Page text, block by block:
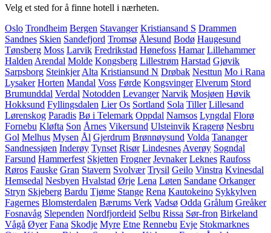
Velg et sted for å finne hotell i nærheten.
Oslo Trondheim Bergen Stavanger Kristiansand S Drammen
Sandnes Skien Sandefjord Tromsø Ålesund Bodø Haugesund
Tønsberg Moss Larvik Fredrikstad Hønefoss Hamar Lillehammer
Halden Arendal Molde Kongsberg Lillestrøm Harstad Gjøvik
Sarpsborg Steinkjer Alta Kristiansund N Drøbak Nesttun Mo i Rana
Lysaker Horten Mandal Voss Førde Kongsvinger Elverum Stord
Brumunddal Verdal Notodden Levanger Narvik Mosjøen Høvik
Hokksund Fyllingsdalen Lier Os Sortland Sola Tiller Lillesand
Lørenskog Paradis Bø i Telemark Oppdal Namsos Lyngdal Florø
Fornebu Kløfta Son Årnes Vikersund Ulsteinvik Kragerø Nesbru
Gol Melhus Mysen Ål Gjerdrum Brønnøysund Volda Tananger
Sandnessjøen Inderøy Tynset Risør Lindesnes Averøy Sogndal
Farsund Hammerfest Skjetten Frogner Jevnaker Leknes Raufoss
Røros Fauske Gran Stavern Svolvær Trysil Geilo Vinstra Kvinesdal
Hemsedal Nesbyen Hvalstad Ørje Lena Løten Sandane Orkanger
Stryn Skjeberg Bardu Tjøme Stange Rena Kautokeino Sykkylven
Fagernes Blomsterdalen Bærums Verk Vadsø Odda Grålum Greåker
Fosnavåg Slependen Nordfjordeid Selbu Rissa Sør-fron Birkeland
Vågå Øyer Fana Skodje Myre Etne Rennebu Evje Stokmarknes